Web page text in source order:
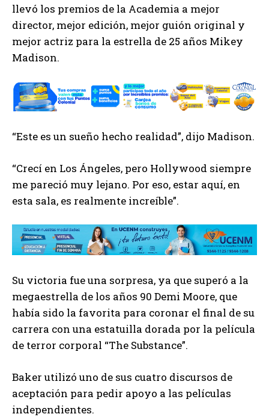
llevó los premios de la Academia a mejor
director, mejor edición, mejor guión original y
mejor actriz para la estrella de 25 años Mikey
Madison.
“Este es un sueño hecho realidad”, dijo Madison.
“Crecí en Los Ángeles, pero Hollywood siempre
me pareció muy lejano. Por eso, estar aquí, en
esta sala, es realmente increíble”.
Su victoria fue una sorpresa, ya que superó a la
megaestrella de los años 90 Demi Moore, que
había sido la favorita para coronar el final de su
carrera con una estatuilla dorada por la película
de terror corporal “The Substance”.
Baker utilizó uno de sus cuatro discursos de
aceptación para pedir apoyo a las películas
independientes.